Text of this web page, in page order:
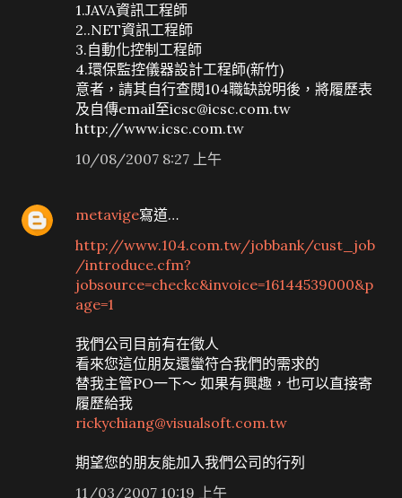
1.JAVA資訊工程師
2..NET資訊工程師
3.自動化控制工程師
4.環保監控儀器設計工程師(新竹)
意者，請其自行查閱104職缺說明後，將履歷表
及自傳email至icsc@icsc.com.tw
http://www.icsc.com.tw
10/08/2007 8:27 上午
metavige寫道…
http://www.104.com.tw/jobbank/cust_job
/introduce.cfm?
jobsource=checkc&invoice=16144539000&p
age=1
我們公司目前有在徵人
看來您這位朋友還蠻符合我們的需求的
替我主管PO一下～ 如果有興趣，也可以直接寄
履歷給我
rickychiang@visualsoft.com.tw
期望您的朋友能加入我們公司的行列
11/03/2007 10:19 上午